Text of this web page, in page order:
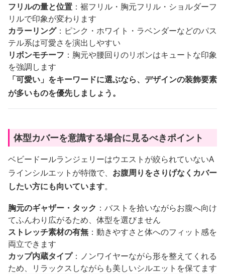
フリルの量と位置 ：裾フリル・胸元フリル・ショルダーフ
リルで印象が変わります
カラーリング：ピンク・ホワイト・ラベンダーなどのパス
テル系は可愛さを演出しやすい
リボンモチーフ ：胸元や腰回りのリボンはキュートな印象
を強調します
「可愛い」をキーワードに選ぶなら、デザインの装飾要素
が多いものを優先しましょう。
体型カバーを意識する場合に見るべきポイント
ベビードールランジェリーはウエストが絞られていないA
ラインシルエットが特徴で、 お腹周りをさりげなくカバー
したい方にも向いています。
胸元のギャザー・タック ：バストを拾いながらお腹へ向け
てふんわり広がるため、体型を選びません
ストレッチ素材の有無 ：動きやすさと体へのフィット感を
両立できます
カップ内蔵タイプ：ノンワイヤーながら形を整えてくれる
ため、リラックスしながらも美しいシルエットを保てます